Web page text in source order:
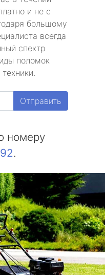
и не с
большому
всегда
спектр
поломок
Отправить
номеру
.